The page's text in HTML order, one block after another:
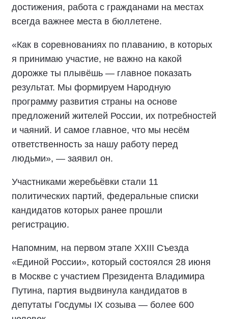
достижения, работа с гражданами на местах
всегда важнее места в бюллетене.
«Как в соревнованиях по плаванию, в которых
я принимаю участие, не важно на какой
дорожке ты плывёшь — главное показать
результат. Мы формируем Народную
программу развития страны на основе
предложений жителей России, их потребностей
и чаяний. И самое главное, что мы несём
ответственность за нашу работу перед
людьми», — заявил он.
Участниками жеребьёвки стали 11
политических партий, федеральные списки
кандидатов которых ранее прошли
регистрацию.
Напомним, на первом этапе XXIII Съезда
«Единой России», который состоялся 28 июня
в Москве с участием Президента Владимира
Путина, партия выдвинула кандидатов в
депутаты Госдумы IX созыва — более 600